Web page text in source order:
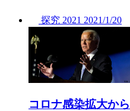
探究 2021 2021/1/20
コロナ感染拡大か